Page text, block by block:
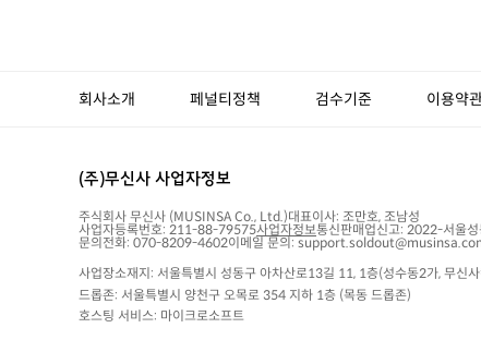
회사소개 페널티정책 검수기준 이용약
(주)무신사 사업자정보
주식회사 무신사 (MUSINSA Co., Ltd.)대표이사: 조만호, 조남성
사업자등록번호: 211-88-79575사업자정보통신판매업신고: 2022-서울
문의전화: 070-8209-4602이메일 문의:
사업장소재지: 서울특별시 성동구 아차산로13길 11, 1층(성수동2가, 무신
드롭존: 서울특별시 양천구 오목로 354 지하 1층 (목동 드롭존)
호스팅 서비스: 마이크로소프트